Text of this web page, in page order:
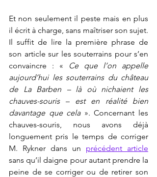
Et non seulement il peste mais en plus
il écrit à charge, sans maîtriser son sujet.
Il suffit de lire la première phrase de
son article sur les souterrains pour s’en
convaincre : «
Ce que l’on appelle
aujourd’hui les souterrains du château
de La Barben – là où nichaient les
chauves-souris – est en réalité bien
davantage que cela ». Concernant les
chauves-souris, nous avons déjà
longuement pris le temps de corriger
M. Rykner dans un précédent article
sans qu’il daigne pour autant prendre la
peine de se corriger ou de retirer son